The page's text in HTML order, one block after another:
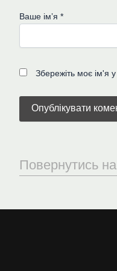
Ваше імʼя *
Збережіть моє ім'я
Повернутись